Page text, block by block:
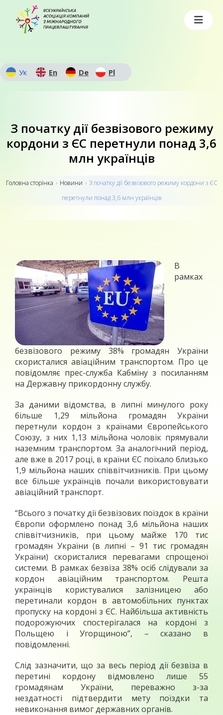
Ук En De Pl
З початку дії безвізового режиму
кордони з ЄС перетнули понад 3,6
млн українців
Головна сторiнка › Новини › З початку дії безвізового режиму кордони з ЄС
перетнули понад 3,6 млн українців
В
рамках
безвізового режиму 38% громадян України
скористалися авіаційним транспортом. Про це
повідомляє прес-служба Кабміну з посиланням
на Державну прикордонну службу.
За даними відомства, в липні минулого року
більше 1,29 мільйона громадян України
перетнули кордон з країнами Європейського
Союзу, з них 1,13 мільйона чоловік прямували
наземним транспортом. За аналогічний період,
але вже в 2017 році, в країни ЄС поїхало близько
1,9 мільйона наших співвітчизників. При цьому
все більше українців почали використовувати
авіаційний транспорт.
“Всього з початку дії безвізових поїздок в країни
Європи оформлено понад 3,6 мільйона наших
співвітчизників, при цьому майже 170 тис
громадян України (в липні – 91 тис громадян
України) скористалися перевагами спрощеної
системи. В рамках безвіза 38% осіб слідували за
кордон авіаційним транспортом. Решта
українців користувалися залізницею або
перетинали кордон в автомобільних пунктах
пропуску на кордоні з ЄС. Найбільша активність
подорожуючих спостерігалася на кордоні з
Польщею і Угорщиною”, – сказано в
повідомленні.
Слід зазначити, що за весь період дії безвіза в
перетині кордону відмовлено лише 55
громадянам України, переважно з-за
нездатності підтвердити мету поїздки та
невиконання вимог державних органів.